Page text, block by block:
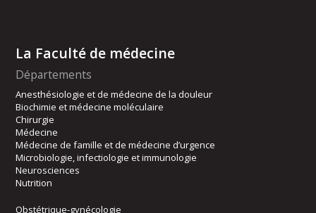
La Faculté de médecine
Départements
Anesthésiologie et de médecine de la douleur
Biochimie et médecine moléculaire
Chirurgie
Médecine
Médecine de famille et de médecine d’urgence
Microbiologie, infectiologie et immunologie
Neurosciences
Nutrition
Obstétrique-gynécologie